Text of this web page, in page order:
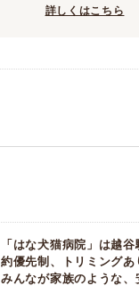
詳しくはこちら
「はな犬猫病院」は越
約優先制、トリミング
みんなが家族のような